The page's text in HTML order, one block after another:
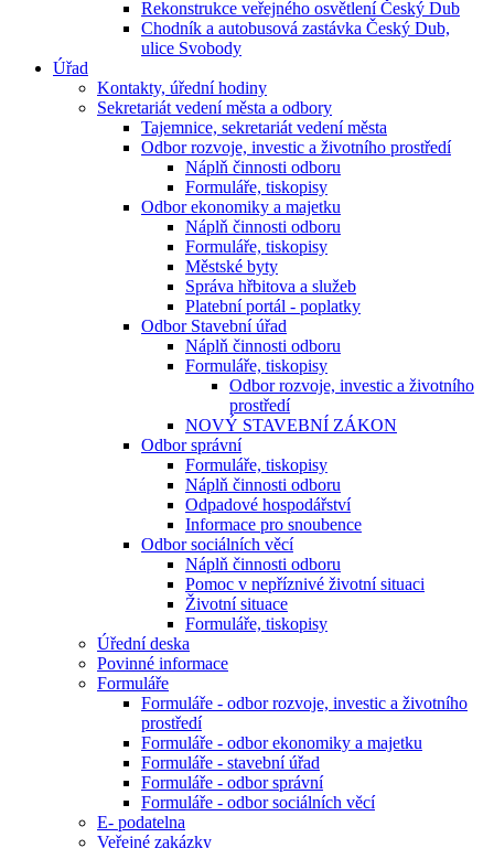
Rekonstrukce veřejného osvětlení Český Dub
Chodník a autobusová zastávka Český Dub,
ulice Svobody
Úřad
Kontakty, úřední hodiny
Sekretariát vedení města a odbory
Tajemnice, sekretariát vedení města
Odbor rozvoje, investic a životního prostředí
Náplň činnosti odboru
Formuláře, tiskopisy
Odbor ekonomiky a majetku
Náplň činnosti odboru
Formuláře, tiskopisy
Městské byty
Správa hřbitova a služeb
Platební portál - poplatky
Odbor Stavební úřad
Náplň činnosti odboru
Formuláře, tiskopisy
Odbor rozvoje, investic a životního
prostředí
NOVÝ STAVEBNÍ ZÁKON
Odbor správní
Formuláře, tiskopisy
Náplň činnosti odboru
Odpadové hospodářství
Informace pro snoubence
Odbor sociálních věcí
Náplň činnosti odboru
Pomoc v nepříznivé životní situaci
Životní situace
Formuláře, tiskopisy
Úřední deska
Povinné informace
Formuláře
Formuláře - odbor rozvoje, investic a životního
prostředí
Formuláře - odbor ekonomiky a majetku
Formuláře - stavební úřad
Formuláře - odbor správní
Formuláře - odbor sociálních věcí
E- podatelna
Veřejné zakázky